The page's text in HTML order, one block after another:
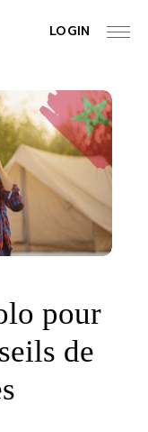
LOGIN
pour
de